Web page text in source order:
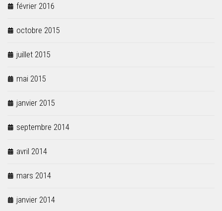
février 2016
octobre 2015
juillet 2015
mai 2015
janvier 2015
septembre 2014
avril 2014
mars 2014
janvier 2014